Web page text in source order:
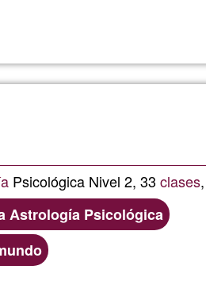
Shipibo
Jewelry
from
Psicológica Nivel 2, 33 clases
Astrología Psicológica